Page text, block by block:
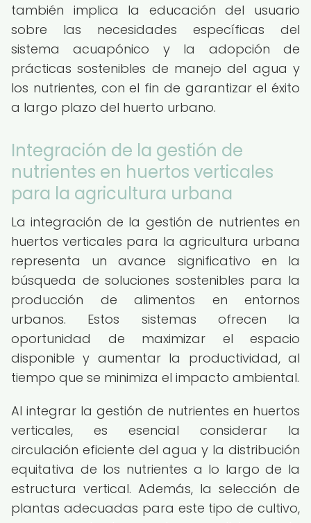
también implica la educación del usuario
sobre las necesidades específicas del
sistema acuapónico y la adopción de
prácticas sostenibles de manejo del agua y
los nutrientes, con el fin de garantizar el éxito
a largo plazo del huerto urbano.
Integración de la gestión de
nutrientes en huertos verticales
para la agricultura urbana
La integración de la gestión de nutrientes en
huertos verticales para la agricultura urbana
representa un avance significativo en la
búsqueda de soluciones sostenibles para la
producción de alimentos en entornos
urbanos. Estos sistemas ofrecen la
oportunidad de maximizar el espacio
disponible y aumentar la productividad, al
tiempo que se minimiza el impacto ambiental.
Al integrar la gestión de nutrientes en huertos
verticales, es esencial considerar la
circulación eficiente del agua y la distribución
equitativa de los nutrientes a lo largo de la
estructura vertical. Además, la selección de
plantas adecuadas para este tipo de cultivo,